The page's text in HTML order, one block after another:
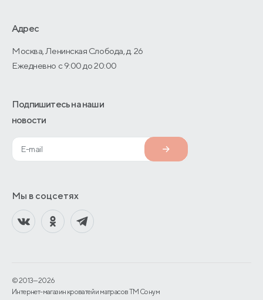
О производстве
Адрес
Москва, Ленинская Слобода, д. 26
Ежедневно с 9:00 до 20:00
Подпишитесь на наши
новости
Мы в соцсетях
© 2013—2026
Интернет-магазин кроватей и матрасов TM Сонум